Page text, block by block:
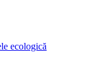
ecologică